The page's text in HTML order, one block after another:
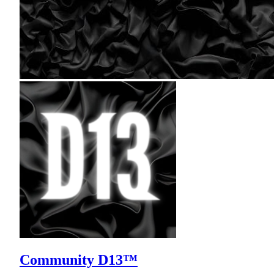
Community D13™